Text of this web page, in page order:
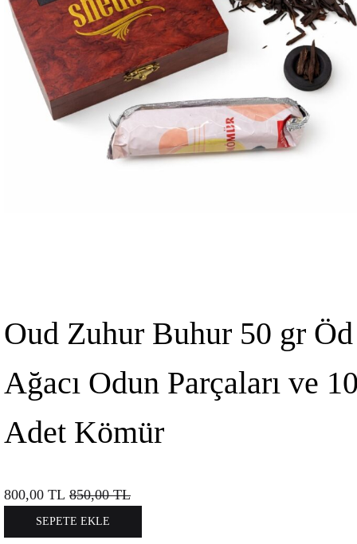
Oud Zuhur Buhur 50 gr Öd
Ağacı Odun Parçaları ve
Adet Kömür
800,00 TL 850,00TL
SEPETE EKLE